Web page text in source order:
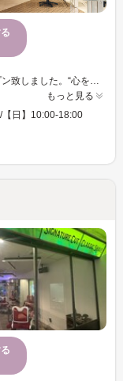
もっと見る
【日】10:00-18:00